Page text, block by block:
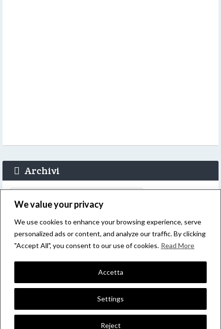
We value your privacy
We use cookies to enhance your browsing experience, serve
personalized ads or content, and analyze our traffic. By clicking
"Accept All", you consent to our use of cookies. Read More
Settings
Reject
Accetta
Archivi
Login